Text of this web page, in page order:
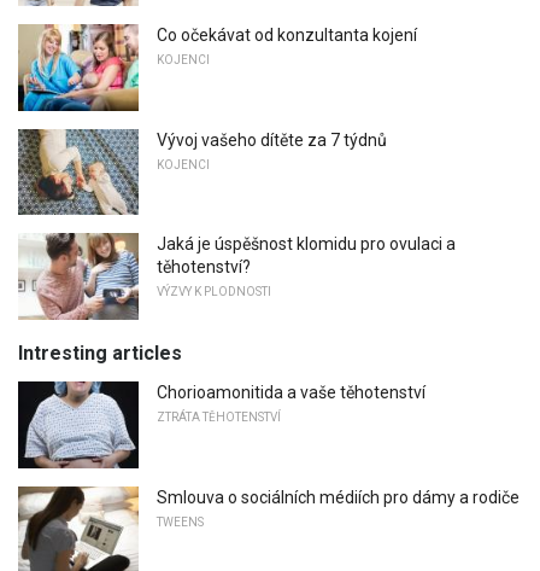
Co očekávat od konzultanta kojení
KOJENCI
Vývoj vašeho dítěte za 7 týdnů
KOJENCI
Jaká je úspěšnost klomidu pro ovulaci a
těhotenství?
VÝZVY K PLODNOSTI
Intresting articles
Chorioamonitida a vaše těhotenství
ZTRÁTA TĚHOTENSTVÍ
Smlouva o sociálních médiích pro dámy a rodiče
TWEENS